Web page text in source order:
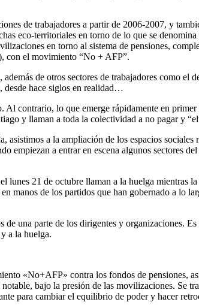
de trabajadores a partir de 2006-2007, y
eco-territoriales en torno de lo que se
en torno al sistema de pensiones,
con el movimiento “No + AFP”.
de otros sectores de trabajadores como el
desde hace siglos en realidad…
contrario, lo que emerge rápidamente en
y llaman a toda la colectividad a no pagar y
a la ampliación de los espacios sociales
empiezan a entrar en escena algunos sectores
lunes 21 de octubre llaman a la huelga mientras
manos de los partidos que han gobernado a lo
una parte de los dirigentes y organizaciones.
a la huelga.
«No+AFP» contra los fondos de pensiones,
bajo la presión de las movilizaciones. Se
para cambiar el equilibrio de poder y hacer